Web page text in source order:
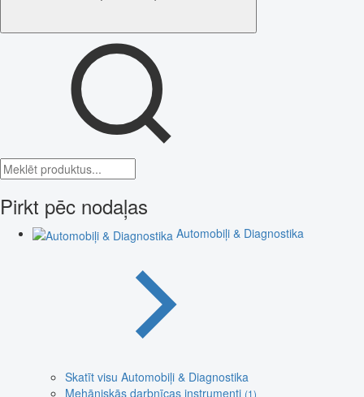
Pirkt pēc nodaļas
Automobiļi & Diagnostika
Skatīt visu Automobiļi & Diagnostika
Mehāniskās darbnīcas instrumenti (1)